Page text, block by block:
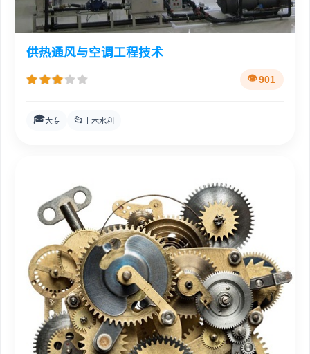
供热通风与空调工程技术
901
🎓大专 📂 土木水利